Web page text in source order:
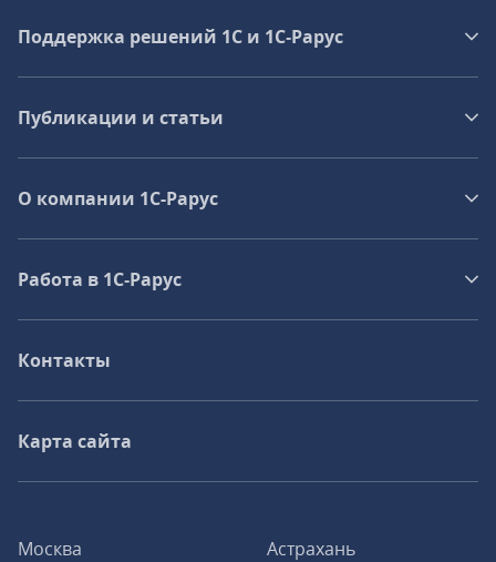
Москва
Астрахань
Поддержка решений 1С и 1С‑Рарус
Публикации и статьи
О компании 1C-Рарус
Работа в 1С‑Рарус
Контакты
Карта сайта